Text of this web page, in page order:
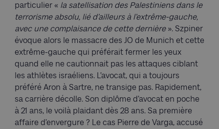
particulier « la satellisation des Palestiniens dans le
terrorisme absolu, lié d’ailleurs à l’extrême-gauche,
avec une complaisance de cette dernière». Szpiner
évoque alors le massacre des JO de Munich et cette
extrême-gauche qui préférait fermer les yeux
quand elle ne cautionnait pas les attaques ciblant
les athlètes israéliens. L’avocat, qui a toujours
préféré Aron à Sartre, ne transige pas. Rapidement,
sa carrière décolle. Son diplôme d’avocat en poche
à 21 ans, le voilà plaidant dès 28 ans. Sa première
affaire d’envergure ? Le cas Pierre de Varga, accusé